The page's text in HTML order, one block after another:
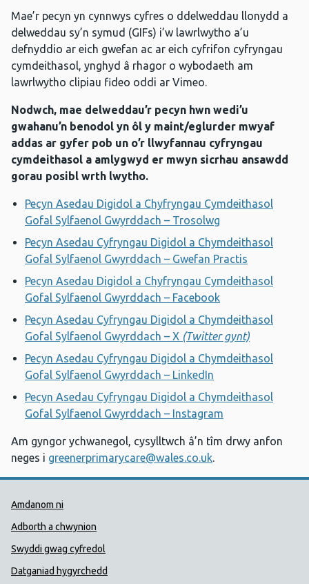
Mae’r pecyn yn cynnwys cyfres o ddelweddau llonydd a
delweddau sy’n symud (GIFs) i’w lawrlwytho a’u
defnyddio ar eich gwefan ac ar eich cyfrifon cyfryngau
cymdeithasol, ynghyd â rhagor o wybodaeth am
lawrlwytho clipiau fideo oddi ar Vimeo.
Nodwch, mae delweddau’r pecyn hwn wedi’u
gwahanu’n benodol yn ôl y maint/eglurder mwyaf
addas ar gyfer pob un o’r llwyfannau cyfryngau
cymdeithasol a amlygwyd er mwyn sicrhau ansawdd
gorau posibl wrth lwytho.
Pecyn Asedau Digidol a Chyfryngau Cymdeithasol
Gofal Sylfaenol Gwyrddach – Trosolwg
Pecyn Asedau Cyfryngau Digidol a Chymdeithasol
Gofal Sylfaenol Gwyrddach – Gwefan Practis
Pecyn Asedau Digidol a Chyfryngau Cymdeithasol
Gofal Sylfaenol Gwyrddach – Facebook
Pecyn Asedau Cyfryngau Digidol a Chymdeithasol
Gofal Sylfaenol Gwyrddach – X (Twitter gynt)
Pecyn Asedau Cyfryngau Digidol a Chymdeithasol
Gofal Sylfaenol Gwyrddach – LinkedIn
Pecyn Asedau Cyfryngau Digidol a Chymdeithasol
Gofal Sylfaenol Gwyrddach – Instagram
Am gyngor ychwanegol, cysylltwch â’n tîm drwy anfon
neges i greenerprimarycare@wales.co.uk.
Dolenni Cymorth Iechyd
Amdanom ni
Adborth a chwynion
Swyddi gwag cyfredol
Datganiad hygyrchedd